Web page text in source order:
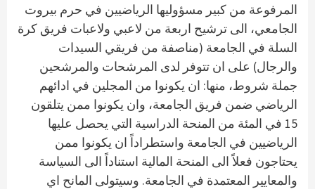
المرفوعة من كبير مسؤوليها الرياضيين في حرم بيروت
الجامعي، الى ترشيح اربعة من لاعبي ولاعبات فريق كرة
السلة في الجامعة (مناصفة من فريقي السيدات
والرجال) على ان تتوفر لدى المرشحات والمرشحين
جملة شروط، منها: ان يكونوا من المجلين في ادائهم
الرياضي ضمن فريق الجامعة، وان يكونوا ممن يتلقون
15 في المئة من المنحة الدراسية التي يحصل عليها
الرياضيين في الجامعة واستطراداً ان يكونوا ممن
يحتاجون فعلاً الى المنحة المالية استناداً الى السياسة
والمعايير المعتمدة في الجامعة. وسيتولى المانح اي